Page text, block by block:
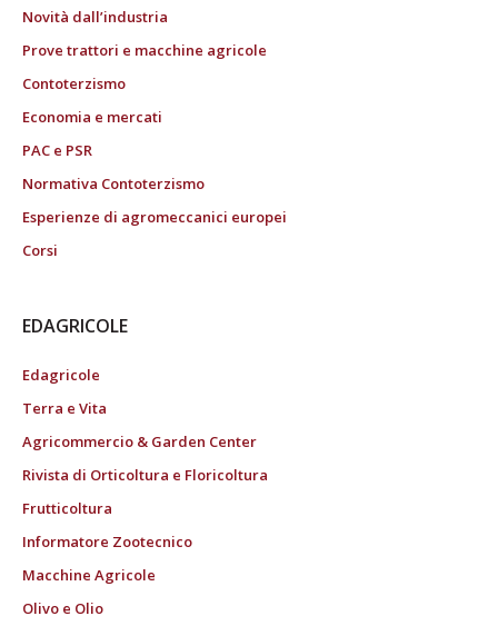
Novità dall’industria
Prove trattori e macchine agricole
Contoterzismo
Economia e mercati
PAC e PSR
Normativa Contoterzismo
Esperienze di agromeccanici europei
Corsi
EDAGRICOLE
Edagricole
Terra e Vita
Agricommercio & Garden Center
Rivista di Orticoltura e Floricoltura
Frutticoltura
Informatore Zootecnico
Macchine Agricole
Olivo e Olio